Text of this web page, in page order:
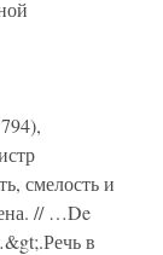
смелость и
// …De
в